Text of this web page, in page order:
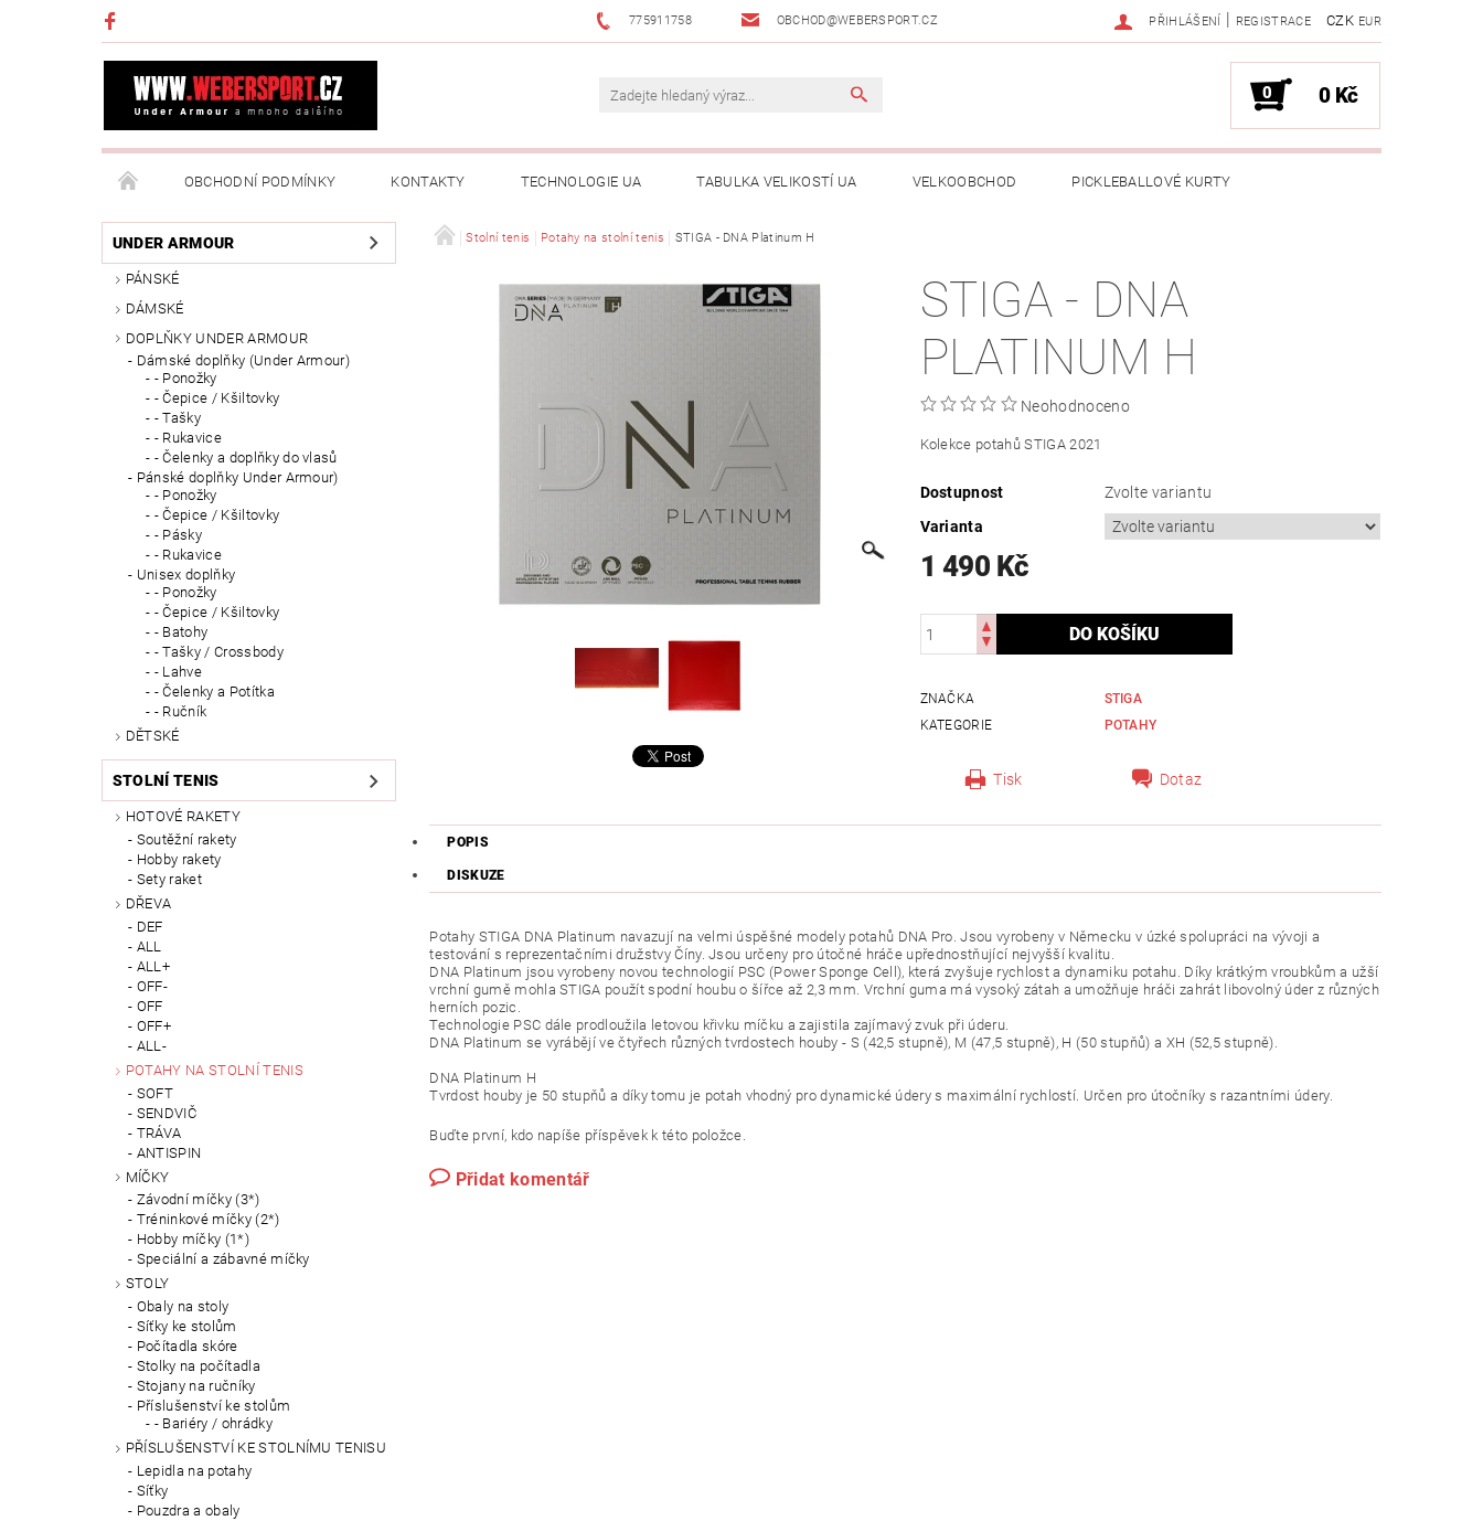
775911758 OBCHOD@WEBERSPORT.CZ CZK EUR
PŘIHLÁŠENÍ | REGISTRACE
0 0 Kč
OBCHODNÍ PODMÍNKY KONTAKTY TECHNOLOGIE UA TABULKA VELIKOSTÍ UA VELKOOBCHOD PICKLEBALLOVÉ KURTY
NAPIŠTE NÁM MOJE OBJEDNÁVKA
UNDER ARMOUR
PÁNSKÉ
DÁMSKÉ
DOPLŇKY UNDER ARMOUR
Dámské doplňky (Under Armour)
- Ponožky
- Čepice / Kšiltovky
- Tašky
- Rukavice
- Čelenky a doplňky do vlasů
Pánské doplňky Under Armour)
- Ponožky
- Čepice / Kšiltovky
- Pásky
- Rukavice
Unisex doplňky
- Ponožky
- Čepice / Kšiltovky
- Batohy
- Tašky / Crossbody
- Lahve
- Čelenky a Potítka
- Ručník
DĚTSKÉ
STOLNÍ TENIS
HOTOVÉ RAKETY
Soutěžní rakety
Hobby rakety
Sety raket
DŘEVA
DEF
ALL
ALL+
OFF-
OFF
OFF+
ALL-
POTAHY NA STOLNÍ TENIS
SOFT
SENDVIČ
TRÁVA
ANTISPIN
MÍČKY
Závodní míčky (3*)
Tréninkové míčky (2*)
Hobby míčky (1*)
Speciální a zábavné míčky
STOLY
Obaly na stoly
Síťky ke stolům
Počítadla skóre
Stolky na počítadla
Stojany na ručníky
Příslušenství ke stolům
- Bariéry / ohrádky
PŘÍSLUŠENSTVÍ KE STOLNÍMU TENISU
Lepidla na potahy
Síťky
Pouzdra a obaly
Stolní tenis Potahy na stolní tenis STIGA - DNA Platinum H
STIGA - DNA
PLATINUM H
Neohodnoceno
Kolekce potahů STIGA 2021
Dostupnost
Zvolte variantu
Varianta
1 490 Kč
ZNAČKA
STIGA
KATEGORIE
POTAHY
Tisk Dotaz
POPIS
DISKUZE
Potahy STIGA DNA Platinum navazují na velmi úspěšné modely potahů DNA Pro. Jsou vyrobeny v Německu v úzké spolupráci na vývoji a
testování s reprezentačními družstvy Číny. Jsou určeny pro útočné hráče upřednostňující nejvyšší kvalitu.
DNA Platinum jsou vyrobeny novou technologií PSC (Power Sponge Cell), která zvyšuje rychlost a dynamiku potahu. Díky krátkým vroubkům a užší
vrchní gumě mohla STIGA použít spodní houbu o šířce až 2,3 mm. Vrchní guma má vysoký zátah a umožňuje hráči zahrát libovolný úder z různých
herních pozic.
Technologie PSC dále prodloužila letovou křivku míčku a zajistila zajímavý zvuk při úderu.
DNA Platinum se vyrábějí ve čtyřech různých tvrdostech houby - S (42,5 stupně), M (47,5 stupně), H (50 stupňů) a XH (52,5 stupně).
DNA Platinum H
Tvrdost houby je 50 stupňů a díky tomu je potah vhodný pro dynamické údery s maximální rychlostí. Určen pro útočníky s razantními údery.
Buďte první, kdo napíše příspěvek k této položce.
Přidat komentář